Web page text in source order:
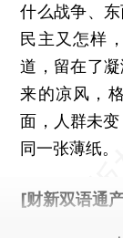
什么战争、
民主又怎样
道，留在了
来的凉风，
面，人群未
同一张薄纸。
[财新双语通